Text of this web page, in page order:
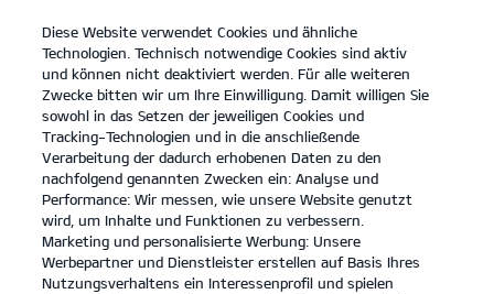
open
menu
KONTAKT
DATENSCHUTZ
DATENSCHUTZ
Inhaltsverzeichnis
Diese Website verwendet Cookies und ähnliche
Technologien. Technisch notwendige Cookies sind aktiv
und können nicht deaktiviert werden. Für alle weiteren
Zwecke bitten wir um Ihre Einwilligung. Damit willigen Sie
sowohl in das Setzen der jeweiligen Cookies und
Tracking-Technologien und in die anschließende
Verarbeitung der dadurch erhobenen Daten zu den
nachfolgend genannten Zwecken ein: Analyse und
Performance: Wir messen, wie unsere Website genutzt
wird, um Inhalte und Funktionen zu verbessern.
Marketing und personalisierte Werbung: Unsere
Werbepartner und Dienstleister erstellen auf Basis Ihres
Nutzungsverhaltens ein Interessenprofil und spielen